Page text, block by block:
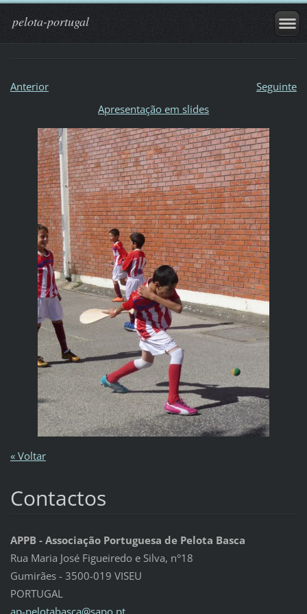
pelota-portugal
Anterior
Seguinte
Apresentação em slides
« Voltar
Contactos
APPB - Associação Portuguesa de Pelota Basca
Rua Maria José Figueiredo e Silva, n°18
Gumirães - 3500-019 VISEU
PORTUGAL
ap-pelotabasca@sapo.pt